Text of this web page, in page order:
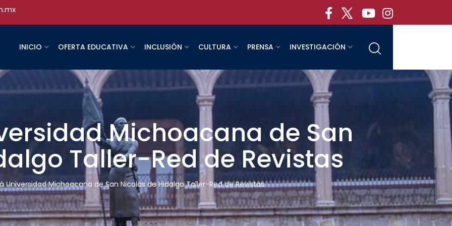
INICIO OFERTA EDUCATIVA INCLUSIÓN CULTURA PRENSA INVESTIGACIÓN
Michoacana de San
Taller-Red de Revistas
Universidad Michoacana de San Nicolás de Hidalgo Taller-Red de Revistas